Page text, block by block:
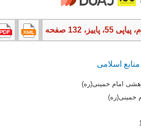
اسلامی
امام خمینی(ره)
خمینی(ره)